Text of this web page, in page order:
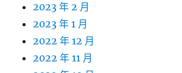
2023 年 2 月
2023 年 1 月
2022 年 12 月
2022 年 11 月